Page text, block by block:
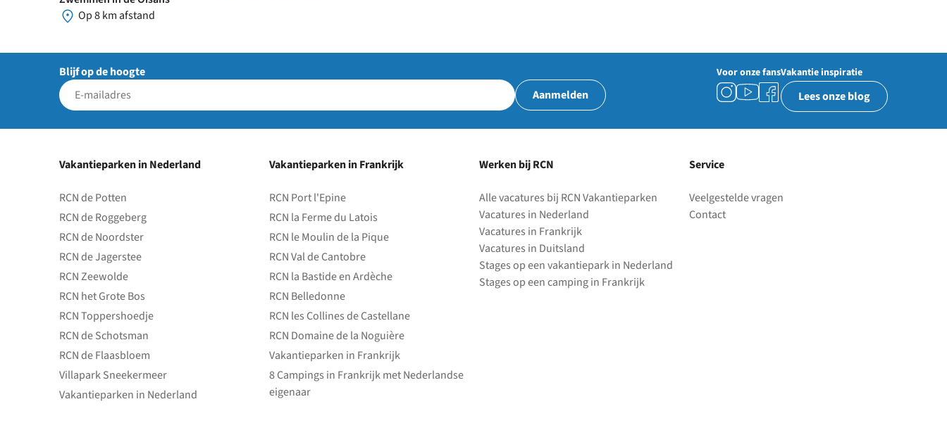
Op 8 km afstand
Blijf op de hoogte
Aanmelden
Voor onze fansVakantie inspiratie
Lees onze blog
Vakantieparken in Nederland
RCN de Potten
RCN de Roggeberg
RCN de Noordster
RCN de Jagerstee
RCN Zeewolde
RCN het Grote Bos
RCN Toppershoedje
RCN de Schotsman
RCN de Flaasbloem
Villapark Sneekermeer
Vakantieparken in Nederland
Vakantieparken in Frankrijk
RCN Port l'Epine
RCN la Ferme du Latois
RCN le Moulin de la Pique
RCN Val de Cantobre
RCN la Bastide en Ardèche
RCN Belledonne
RCN les Collines de Castellane
RCN Domaine de la Noguière
Vakantieparken in Frankrijk
8 Campings in Frankrijk met Nederlandse
eigenaar
Werken bij RCN
Alle vacatures bij RCN Vakantieparken
Vacatures in Nederland
Vacatures in Frankrijk
Vacatures in Duitsland
Stages op een vakantiepark in Nederland
Stages op een camping in Frankrijk
Service
Veelgestelde vragen
Contact